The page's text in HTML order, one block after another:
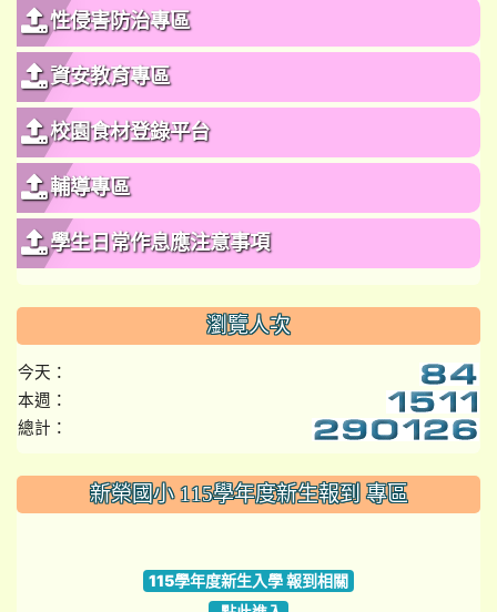
性侵害防治專區
資安教育專區
校園食材登錄平台
輔導專區
學生日常作息應注意事項
瀏覽人次
今天：
本週：
總計：
::: 新榮國小 115學年度新生報到 專區
115學年度新生入學 報到相關